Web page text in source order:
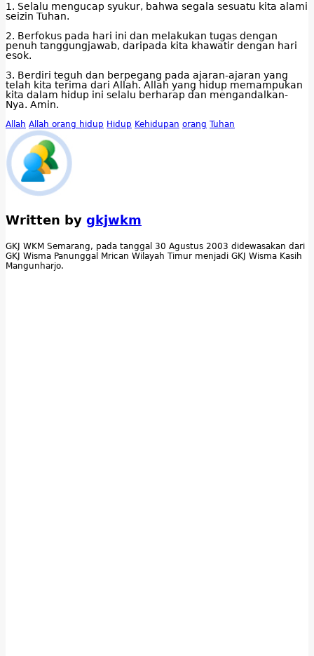
1. Selalu mengucap syukur, bahwa segala sesuatu kita alami
seizin Tuhan.
2. Berfokus pada hari ini dan melakukan tugas dengan
penuh tanggungjawab, daripada kita khawatir dengan hari
esok.
3. Berdiri teguh dan berpegang pada ajaran-ajaran yang
telah kita terima dari Allah. Allah yang hidup memampukan
kita dalam hidup ini selalu berharap dan mengandalkan-
Nya. Amin.
Allah Allah orang hidup Hidup Kehidupan orang Tuhan
Written by gkjwkm
GKJ WKM Semarang, pada tanggal 30 Agustus 2003 didewasakan dari
GKJ Wisma Panunggal Mrican Wilayah Timur menjadi GKJ Wisma Kasih
Mangunharjo.